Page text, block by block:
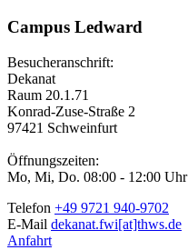
Campus Ledward
Besucheranschrift:
Dekanat
Raum 20.1.71
Konrad-Zuse-Straße 2
97421 Schweinfurt
Öffnungszeiten:
Mo, Mi, Do. 08:00 - 12:00 Uhr
Telefon +49 9721 940-9702
E-Mail dekanat.fwi[at]thws.de
Anfahrt